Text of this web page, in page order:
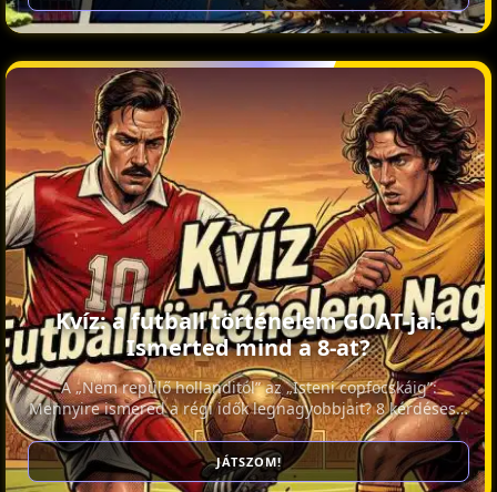
Kvíz: a futball történelem GOAT-jai.
Ismerted mind a 8-at?
A „Nem repülő hollanditól” az „Isteni copfocskáig”:
Mennyire ismered a régi idők legnagyobbjait? 8 kérdéses…
JÁTSZOM!